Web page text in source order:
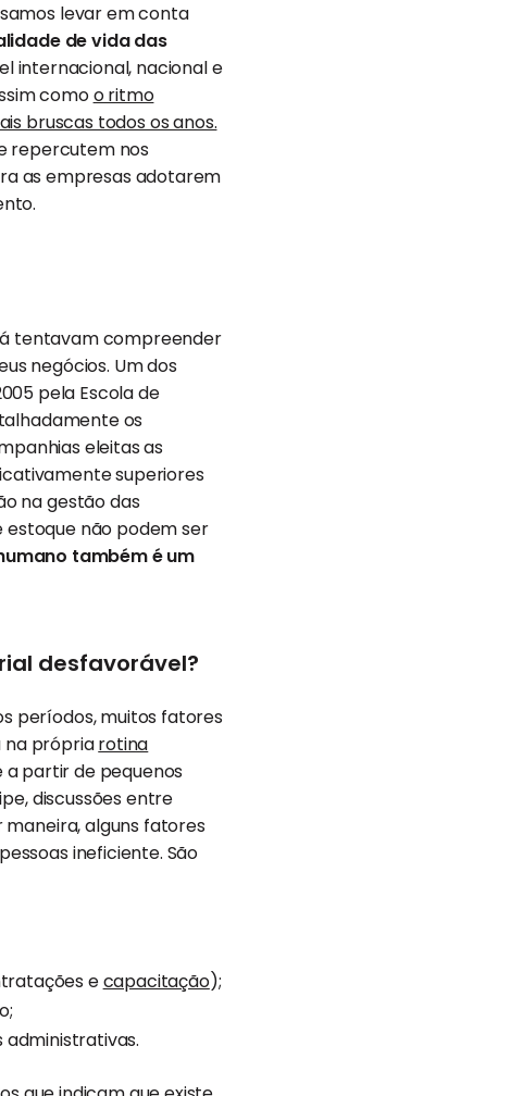
levar em conta
de vida das
internacional, nacional e
comoo ritmo
bruscas todos os anos.
repercutem nos
as empresas adotarem
tentavam compreender
negócios. Um dos
pela Escola de
os
eleitas as
superiores
na gestão das
estoque não podem ser
também é um
desfavorável?
períodos, muitos fatores
na própriarotina
a partir de pequenos
discussões entre
alguns fatores
ineficiente. São
ecapacitação);
administrativas.